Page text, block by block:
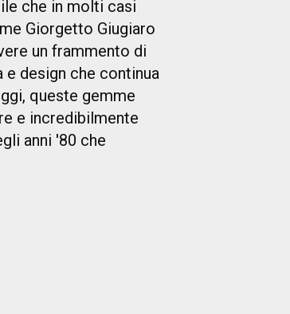
che in molti casi
Giorgetto Giugiaro
un frammento di
design che continua
queste gemme
e incredibilmente
anni '80 che